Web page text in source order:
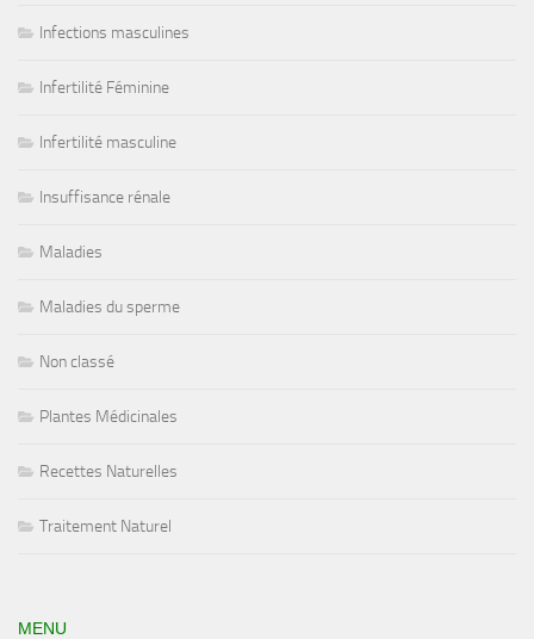
Infections masculines
Infertilité Féminine
Infertilité masculine
Insuffisance rénale
Maladies
Maladies du sperme
Non classé
Plantes Médicinales
Recettes Naturelles
Traitement Naturel
MENU